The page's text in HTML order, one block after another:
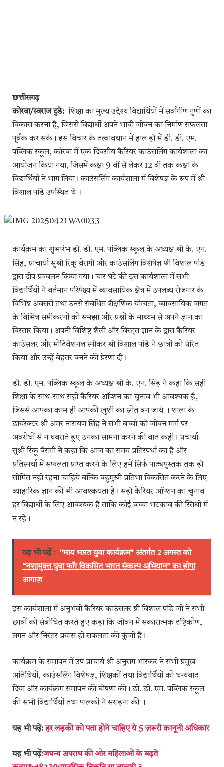
छत्तीसगढ़
कोरबा/स्वराज टुडे: शिक्षा का मुख्य उद्देश्य विद्यार्थियों में सर्वांगीण गुणों का
विकास करना है, जिससे विद्यार्थी अपने भावी जीवन का निर्माण सफलता
पूर्वक कर सके। इस विचार के तत्वावधान में हाल ही में डी. डी. एम.
पब्लिक स्कूल, कोरबा में एक दिवसीय कैरियर काउंसलिंग कार्यशाला का
आयोजन किया गया, जिसमें कक्षा 9 वीं से लेकर 12 वी तक कक्षा के
विद्यार्थियों ने भाग लिया। काउंसलिंग कार्यशाला में विशेषज्ञ के रूप में श्री
विशाल पांडे उपस्थित थे ।
कार्यक्रम का शुभारंभ डी. डी. एम. पब्लिक स्कूल के अध्यक्ष श्री के. एन.
सिंह, प्राचार्या सुश्री रिंकू बैरागी और काउंसलिंग विशेषेज्ञ श्री विशाल पांडे
द्वारा दीप प्रज्वलन किया गया। चार घंटे की इस कार्यशाला में सभी
विद्यार्थियों ने वर्तमान परिपेक्ष्य में व्यावसायिक क्षेत्र में उपलब्ध रोजगार के
विभिन्न अवसरों तथा उनसे संबंधित शैक्षणिक योग्यता, व्यावसायिक जगत
के विभिन्न समीकरणों को समझा और प्रश्नों के माध्यम से अपने ज्ञान का
विस्तार किया। अपनी विशिष्ट शैली और विस्तृत ज्ञान के द्वारा कैरियर
काउंसलर और मोटिवेशनल स्पीकर श्री विशाल पांडे ने छात्रों को प्रेरित
किया और उन्हें बेहतर बनने की प्रेरणा दी।
डी. डी. एम. पब्लिक स्कूल के अध्यक्ष श्री के. एन. सिंह ने कहा कि सही
शिक्षा के साथ-साथ सही कैरियर ऑप्शन का चुनाव भी आवश्यक है,
जिससे आपका काम ही आपकी खुशी का स्रोत बन जाये । शाला के
डायरेक्टर श्री अमर नारायण सिंह ने सभी बच्चो को जीवन मार्ग पर
अवरोधों से न घबराते हुए उनका सामना करने की बात कही। प्रचार्या
सुश्री रिंकू बैरागी ने कहा कि आज का समय प्रतिस्पर्धा का है और
प्रतिस्पर्धा में सफलता प्राप्त करने के लिए हमें सिर्फ पाठ्यपुस्तक तक ही
सीमित नही रहना चाहिये बल्कि बहुमुखी प्रतिभा विकसित करने के लिए
व्याहारिक ज्ञान की भी आवश्कयता है। सही कैरियर ऑप्शन का चुनाव
हर विद्यार्थी के लिए आवश्यक है ताकि कोई बच्चा भटकाव की स्तिथी में
न रहे।
यह भी पढ़ें : ''माय भारत युवा कार्यक्रम” अंतर्गत 2 अगस्त को
“नशामुक्त युवा फॉर विकसित भारत संकल्प अभियान” का होगा
आगाज़
इस कार्यशाला में अनुभवी कैरियर काउंसलर ष्री विशाल पांडे जी ने सभी
छात्रों को संबोधित करते हुए कहा कि जीवन में सकारात्मक दृष्टिकोण,
लगन और निरंतर प्रयास ही सफलता की कुंजी है।
कार्यक्रम के समापन में उप प्राचार्य श्री अनुराग भास्कर ने सभी प्रमुख
अतिथियों, काउंसलिंग विशेषज्ञ, शिक्षकों तथा विद्यार्थियों को धन्यवाद
दिया और कार्यक्रम समापन की घोषणा की। डी. डी. एम. पब्लिक स्कूल
की सभी विद्यार्थियों तथा पालकों ने सराहना की ।
यह भी पढ़ें:हर लड़की को पता होने चाहिए ये 5 ज़रूरी कानूनी अधिकार
यह भी पढ़ें:जघन्य अपराध की ओर महिलाओं के बढ़ते